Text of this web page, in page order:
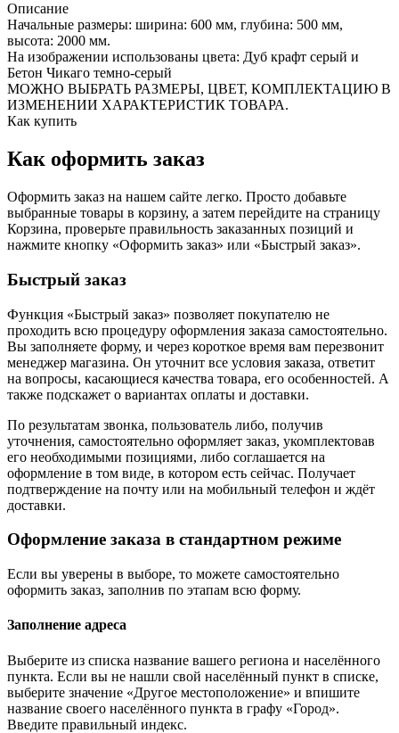
Описание
Начальные размеры: ширина: 600 мм, глубина: 500 мм,
высота: 2000 мм.
На изображении использованы цвета: Дуб крафт серый и
Бетон Чикаго темно-серый
МОЖНО ВЫБРАТЬ РАЗМЕРЫ, ЦВЕТ, КОМПЛЕКТАЦИЮ В
ИЗМЕНЕНИИ ХАРАКТЕРИСТИК ТОВАРА.
Как купить
Как оформить заказ
Оформить заказ на нашем сайте легко. Просто добавьте
выбранные товары в корзину, а затем перейдите на страницу
Корзина, проверьте правильность заказанных позиций и
нажмите кнопку «Оформить заказ» или «Быстрый заказ».
Быстрый заказ
Функция «Быстрый заказ» позволяет покупателю не
проходить всю процедуру оформления заказа самостоятельно.
Вы заполняете форму, и через короткое время вам перезвонит
менеджер магазина. Он уточнит все условия заказа, ответит
на вопросы, касающиеся качества товара, его особенностей. А
также подскажет о вариантах оплаты и доставки.
По результатам звонка, пользователь либо, получив
уточнения, самостоятельно оформляет заказ, укомплектовав
его необходимыми позициями, либо соглашается на
оформление в том виде, в котором есть сейчас. Получает
подтверждение на почту или на мобильный телефон и ждёт
доставки.
Оформление заказа в стандартном режиме
Если вы уверены в выборе, то можете самостоятельно
оформить заказ, заполнив по этапам всю форму.
Заполнение адреса
Выберите из списка название вашего региона и населённого
пункта. Если вы не нашли свой населённый пункт в списке,
выберите значение «Другое местоположение» и впишите
название своего населённого пункта в графу «Город».
Введите правильный индекс.